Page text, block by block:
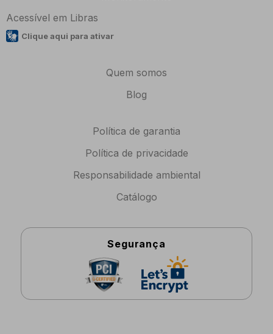
Acessível em Libras
Clique aqui para ativar
Quem somos
Blog
Política de garantia
Política de privacidade
Responsabilidade ambiental
Catálogo
Segurança